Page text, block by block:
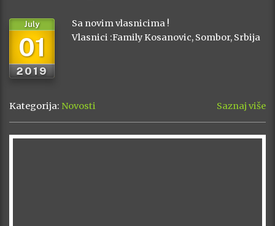
01
July
2019
Sa novim vlasnicima !
Vlasnici :Family Kosanovic, Sombor, Srbija
Kategorija: Novosti Saznaj više